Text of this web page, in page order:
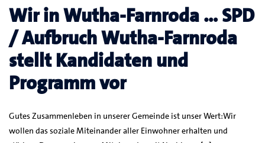
Wir in Wutha-Farnroda … SPD
/ Aufbruch Wutha-Farnroda
stellt Kandidaten und
Programm vor
Gutes Zusammenleben in unserer Gemeinde ist unser Wert:Wir
wollen das soziale Miteinander aller Einwohner erhalten und